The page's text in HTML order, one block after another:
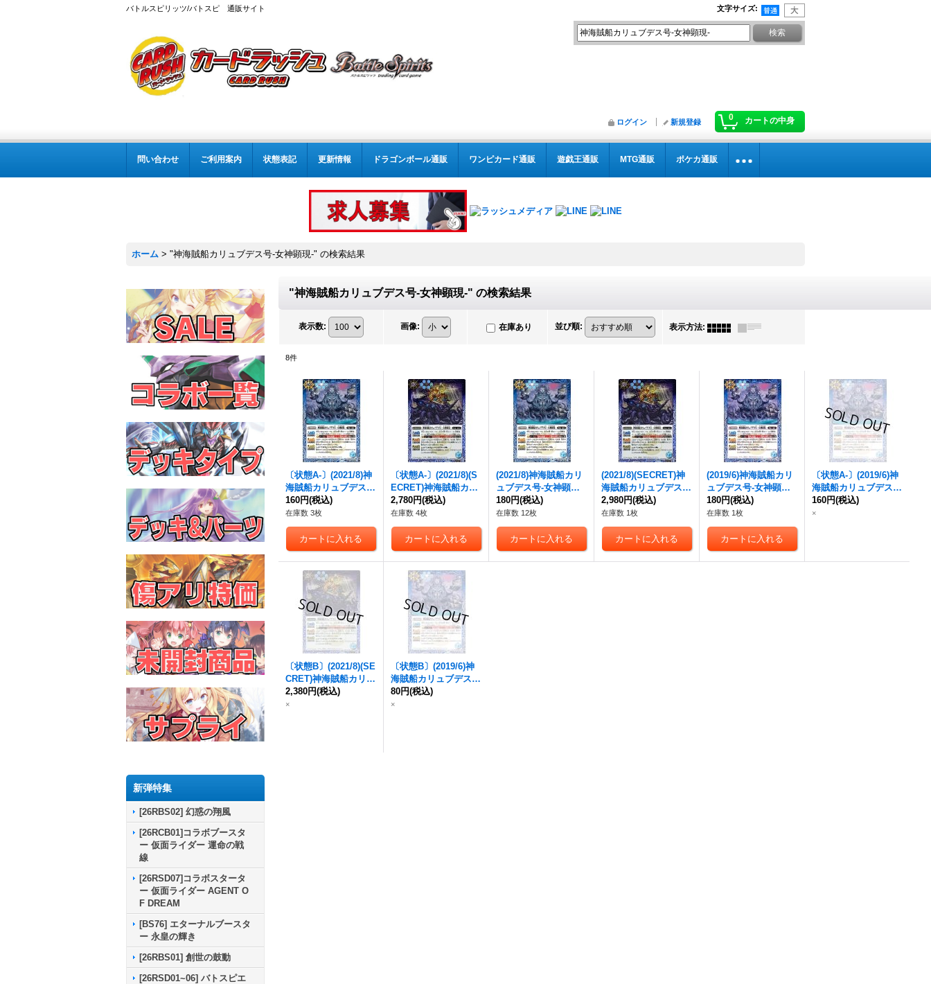
バトルスピリッツ/バトスピ 通販サイト 文字サイズ:
0 カートの中身
ログイン 新規登録
問い合わせ ご利用案内 状態表記 更新情報 ドラゴンボール通販 ワンピカード通販 遊戯王通販 MTG通販 ポケカ通販
ホーム > "神海賊船カリュブデス号-女神顕現-" の検索結果
新弾特集
[26RBS02] 幻惑の翔風
[26RCB01]コラボブースタ
ー 仮面ライダー 運命の戦
線
[26RSD07]コラボスタータ
ー 仮面ライダー AGENT O
F DREAM
[BS76] エターナルブースタ
ー 永皇の輝き
[26RBS01] 創世の鼓動
[26RSD01~06] バトスピエ
"神海賊船カリュブデス号-女神顕現-" の検索結果
表示数: 画像: 在庫あり 並び順: 表示方法:
8件
〔状態A-〕(2021/8)神
海賊船カリュブデス
号-女神顕現-
録)【C】{BS48-064}
《青》
160円(税込)
在庫数 3枚
〔状態A-〕(2021/8)(S
ECRET)神海賊船カリ
ュブデス号-女神顕現-
(BSC38収録)【C-SE
C】{BS48-064}《青》
2,780円(税込)
在庫数 4枚
(2021/8)神海賊船カリ
ュブデス号-女神顕現-
(BSC38収録)【C】{B
S48-064}《青》
180円(税込)
在庫数 12枚
(2021/8)(SECRET)神
海賊船カリュブデス
号-女神顕現-(BSC38収
録)【C-SEC】{BS48-0
64}《青》
2,980円(税込)
在庫数 1枚
(2019/6)神海賊船カリ
ュブデス号-女神顕現-
【C】{BS48-064}
《青》
180円(税込)
在庫数 1枚
〔状態A-〕(2019/6)神
海賊船カリュブデス
号-女神顕現-
48-064}《青》
160円(税込)
×
〔状態B〕(2021/8)(SE
CRET)神海賊船カリュ
ブデス号-女神顕現-
SC38収録)【C-SEC】
2,380円(税込)
×
〔状態B〕(2019/6)神
海賊船カリュブデス
号-女神顕現-
48-064}《青》
80円(税込)
×